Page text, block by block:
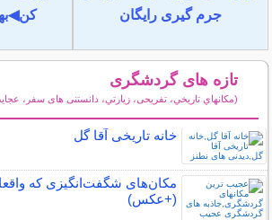
جرم گیری رایگان
تازه های گردشگری
(مكانهاي تاريخي، تفریحی، زيارتي، دانستنی های سفر،
خانه تاریخی آقا گل
مکان‌های شگفت‌انگیزی که واقعا
(+عکس)